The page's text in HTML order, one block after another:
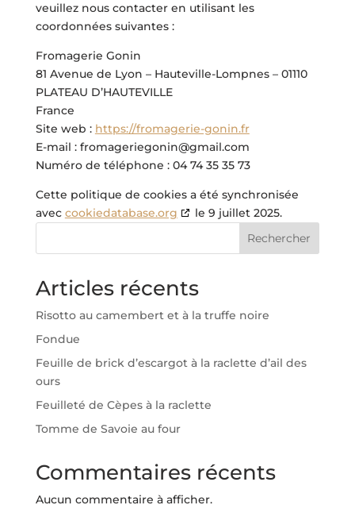
veuillez nous contacter en utilisant les
coordonnées suivantes :
Fromagerie Gonin
81 Avenue de Lyon – Hauteville-Lompnes – 01110
PLATEAU D’HAUTEVILLE
France
Site web : https://fromagerie-gonin.fr
E-mail : fromageriegonin@gmail.com
Numéro de téléphone : 04 74 35 35 73
Cette politique de cookies a été synchronisée
avec cookiedatabase.org
le 9 juillet 2025.
Rechercher
Articles récents
Risotto au camembert et à la truffe noire
Fondue
Feuille de brick d’escargot à la raclette d’ail des
ours
Feuilleté de Cèpes à la raclette
Tomme de Savoie au four
Commentaires récents
Aucun commentaire à afficher.